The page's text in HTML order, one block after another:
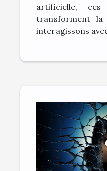
artificielle, ces
transforment la
interagissons